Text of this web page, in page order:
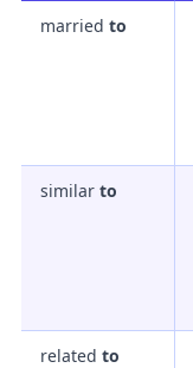
married to
similar to
related to